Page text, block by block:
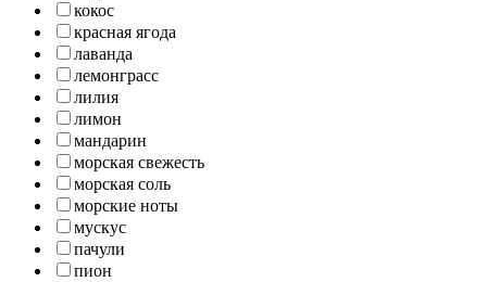
кокос
красная ягода
лаванда
лемонграсс
лилия
лимон
мандарин
морская свежесть
морская соль
морские ноты
мускус
пачули
пион